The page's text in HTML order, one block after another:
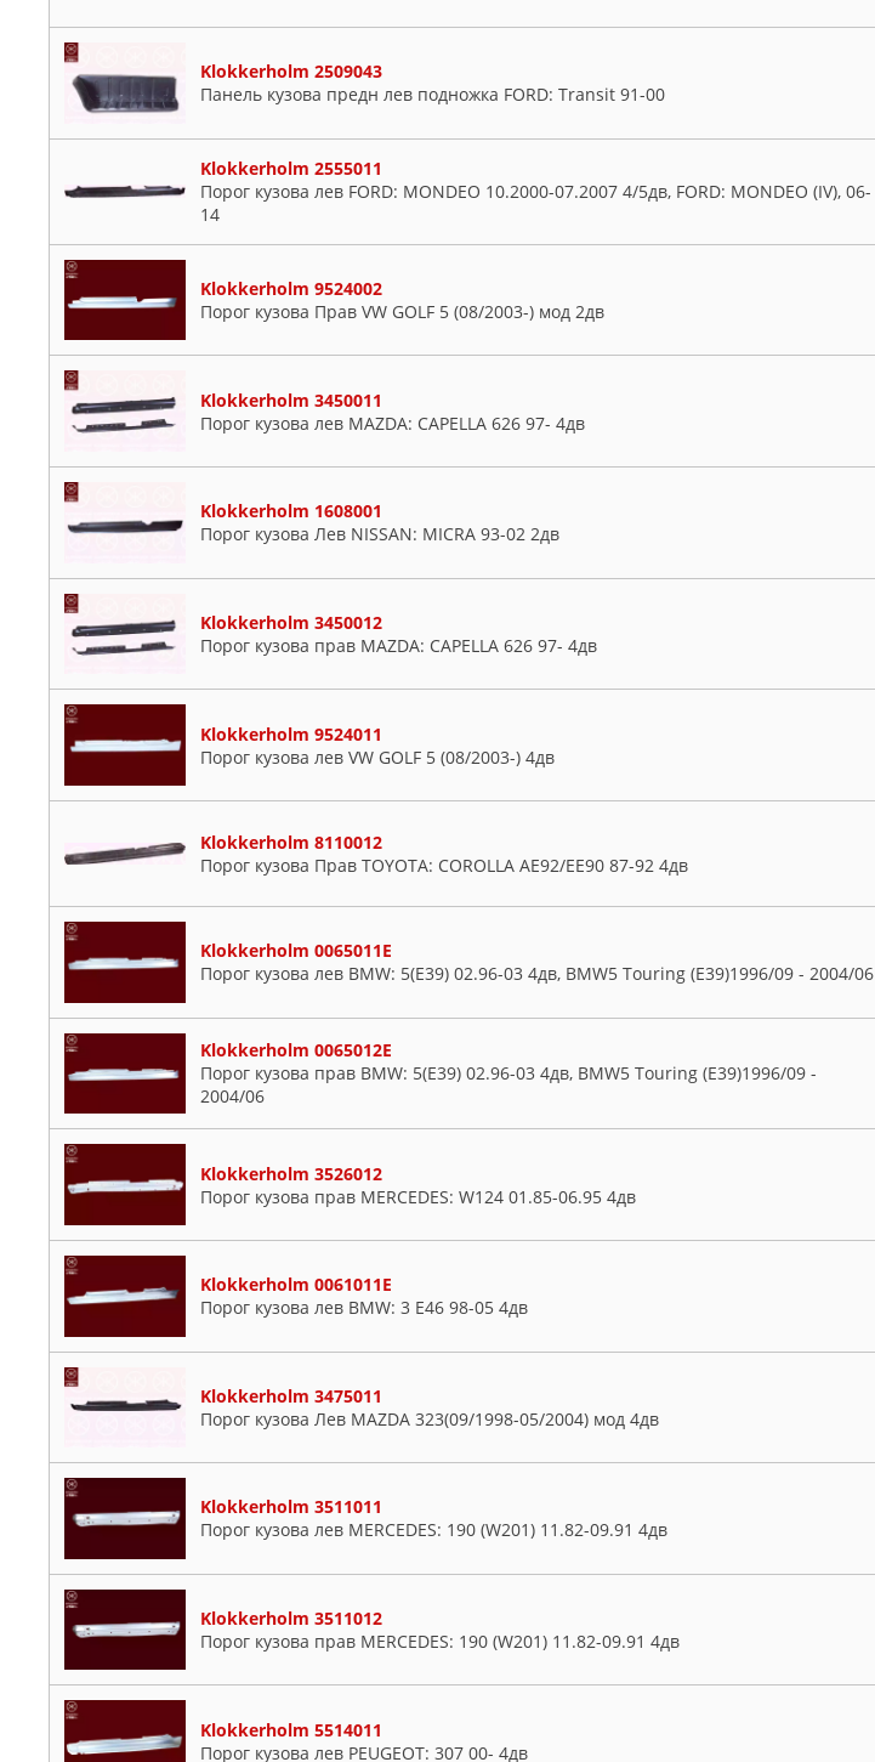
Klokkerholm 2509043
Панель кузова предн лев подножка FORD: Transit 91-00
Klokkerholm 2555011
Порог кузова лев FORD: MONDEO 10.2000-07.2007 4/5дв, FORD: MONDEO (IV), 06-
14
Klokkerholm 9524002
Порог кузова Прав VW GOLF 5 (08/2003-) мод 2дв
Klokkerholm 3450011
Порог кузова лев MAZDA: CAPELLA 626 97- 4дв
Klokkerholm 1608001
Порог кузова Лев NISSAN: MICRA 93-02 2дв
Klokkerholm 3450012
Порог кузова прав MAZDA: CAPELLA 626 97- 4дв
Klokkerholm 9524011
Порог кузова лев VW GOLF 5 (08/2003-) 4дв
Klokkerholm 8110012
Порог кузова Прав TOYOTA: COROLLA AE92/EE90 87-92 4дв
Klokkerholm 0065011E
Порог кузова лев BMW: 5(E39) 02.96-03 4дв, BMW5 Touring (E39)1996/09 - 2004/06
Klokkerholm 0065012E
Порог кузова прав BMW: 5(E39) 02.96-03 4дв, BMW5 Touring (E39)1996/09 -
2004/06
Klokkerholm 3526012
Порог кузова прав MERCEDES: W124 01.85-06.95 4дв
Klokkerholm 0061011E
Порог кузова лев BMW: 3 E46 98-05 4дв
Klokkerholm 3475011
Порог кузова Лев MAZDA 323(09/1998-05/2004) мод 4дв
Klokkerholm 3511011
Порог кузова лев MERCEDES: 190 (W201) 11.82-09.91 4дв
Klokkerholm 3511012
Порог кузова прав MERCEDES: 190 (W201) 11.82-09.91 4дв
Klokkerholm 5514011
Порог кузова лев PEUGEOT: 307 00- 4дв